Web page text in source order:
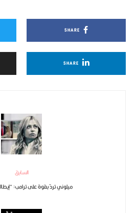
SHARE
SHARE
السابق
ميلوني تردّ بقوة على ترامب: